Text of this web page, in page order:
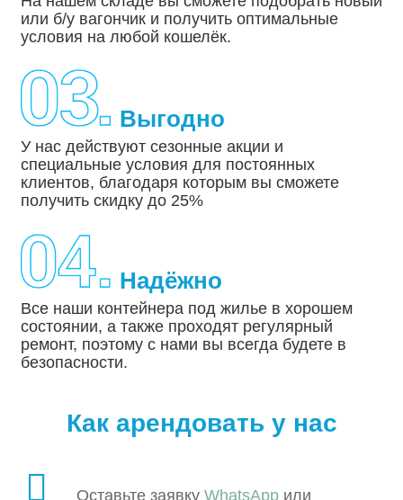
или б/у вагончик и получить оптимальные
условия на любой кошелёк.
Выгодно
У нас действуют сезонные акции и
специальные условия для постоянных
клиентов, благодаря которым вы сможете
получить скидку до 25%
Надёжно
Все наши контейнера под жилье в хорошем
состоянии, а также проходят регулярный
ремонт, поэтому с нами вы всегда будете в
безопасности.
Как арендовать у нас
Оставьте заявку WhatsApp или